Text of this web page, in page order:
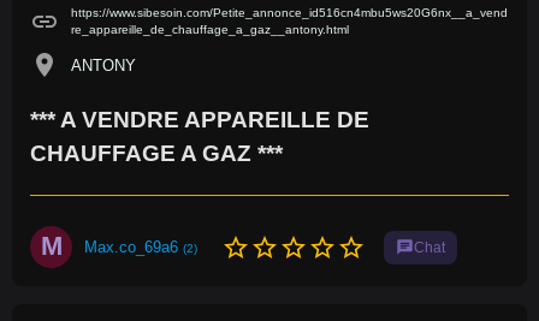
link
https://www.sibesoin.com/Petite_annonce_id516cn4mbu5ws20G6nx__a_vend
re_appareille_de_chauffage_a_gaz__antony.html
location_on ANTONY
*** A VENDRE APPAREILLE DE
CHAUFFAGE A GAZ ***
M Max.co_69a6 (2) star_borderstar_borderstar_borderstar_borderstar_border chatChat